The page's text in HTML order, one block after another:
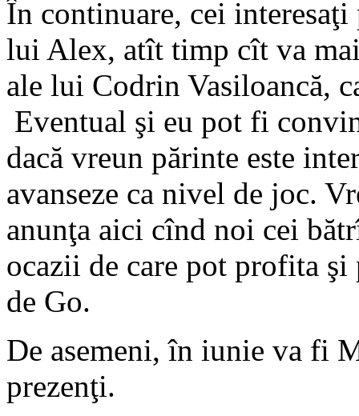
În continuare, cei
lui Alex, atît timp cît va
ale lui Codrin Vasiloancă,
Eventual şi eu pot fi
dacă vreun părinte este
avanseze ca nivel de joc.
anunţa aici cînd noi cei
ocazii de care pot profita
de Go.
De asemeni, în iunie va fi
prezenţi.